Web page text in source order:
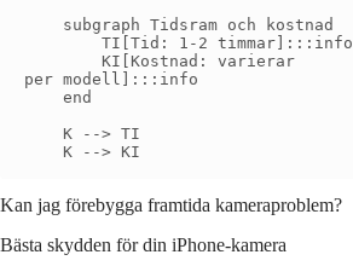
    subgraph Tidsram och kostnad
        TI[Tid: 1-2 timmar]:::info
        KI[Kostnad: varierar
per modell]:::info
    end
    K --> TI
Kan jag förebygga framtida kameraproblem?
Bästa skydden för din iPhone-kamera